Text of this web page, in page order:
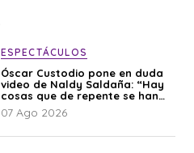
ESPECTÁCULOS
Óscar Custodio pone en duda
video de Naldy Saldaña: “Hay
cosas que de repente se han
editado”
07 Ago 2026